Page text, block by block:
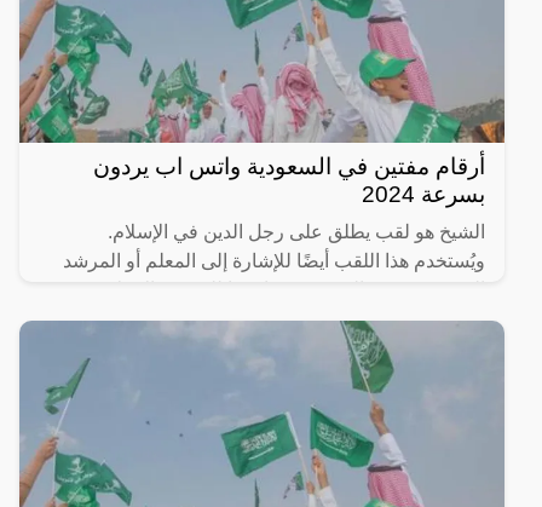
أرقام مفتين في السعودية واتس اب يردون
بسرعة 2024
الشيخ هو لقب يطلق على رجل الدين في الإسلام.
ويُستخدم هذا اللقب أيضًا للإشارة إلى المعلم أو المرشد
ويتمتع